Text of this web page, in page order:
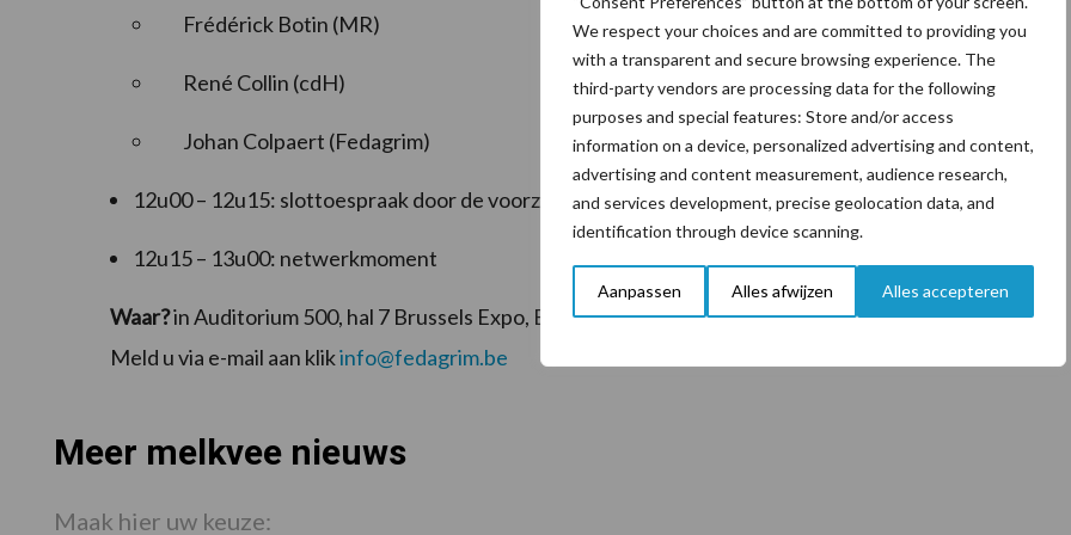
We respect your choices and are committed to providing you
with a transparent and secure browsing experience. The
third-party vendors are processing data for the following
purposes and special features: Store and/or access
information on a device, personalized advertising and content,
advertising and content measurement, audience research,
and services development, precise geolocation data, and
identification through device scanning.
Aanpassen Alles afwijzen Alles accepteren
Frédérick Botin (MR)
René Collin (cdH)
Johan Colpaert (Fedagrim)
12u00 – 12u15: slottoespraak door de voorzitter van Fedagrim
12u15 – 13u00: netwerkmoment
Waar?in Auditorium 500, hal 7 Brussels Expo, Belgiëplein 1, 1000 Brussel.
Meld u via e-mail aan klikinfo@fedagrim.be
Meer melkvee nieuws
Maak hier uw keuze: